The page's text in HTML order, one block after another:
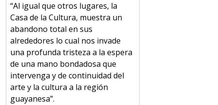
“Al igual que otros lugares, la
Casa de la Cultura, muestra un
abandono total en sus
alrededores lo cual nos invade
una profunda tristeza a la espera
de una mano bondadosa que
intervenga y de continuidad del
arte y la cultura a la región
guayanesa”.